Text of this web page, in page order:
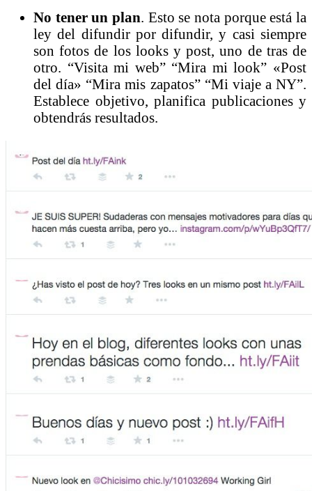
No tener un plan. Esto se nota porque está la
ley del difundir por difundir, y casi siempre
son fotos de los looks y post, uno de tras de
otro. “Visita mi web” “Mira mi look” «Post
del día» “Mira mis zapatos” “Mi viaje a NY”.
Establece objetivo, planifica publicaciones y
obtendrás resultados.